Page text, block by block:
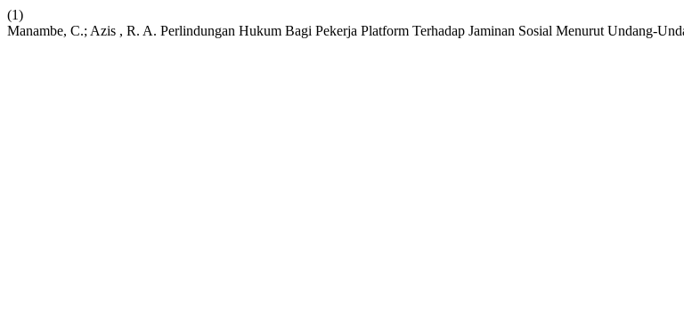
(1)
Manambe, C.; Azis , R. A. Perlindungan Hukum Bagi Pekerja Platform Terhadap Jaminan Sosial Menurut Undang-